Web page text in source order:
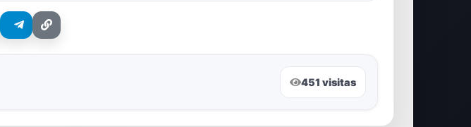
451 visitas